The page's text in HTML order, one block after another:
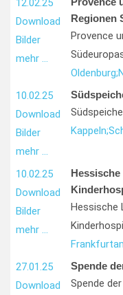
12.02.25
Download
Bilder
mehr …
Regionen
Provence
Oldenburg;
10.02.25
Download
Bilder
mehr …
Kappeln;
10.02.25
Download
Bilder
mehr …
Hessische
Frankfurt
27.01.25
Download
Spende
Spende